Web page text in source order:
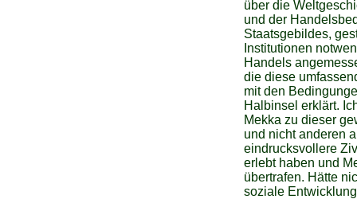
über die
und der
Staatsgebildes,
Institutionen
Handels
die diese
mit den
Halbinsel erklärt.
Mekka zu dieser
und nicht anderen
eindrucksvollere
erlebt haben und
übertrafen. Hätte
soziale